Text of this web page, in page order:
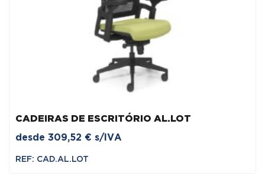
CADEIRAS DE ESCRITÓRIO AL.LOT
desde 309,52 € s/IVA
REF: CAD.AL.LOT